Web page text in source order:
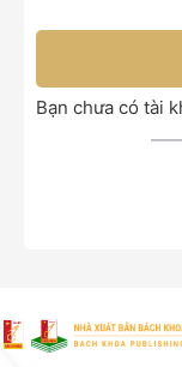
Bạn chưa có tài
——